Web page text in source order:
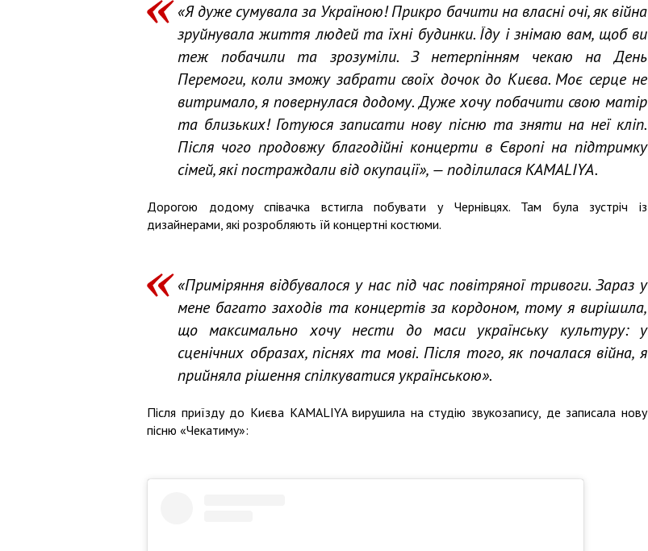
«Я дуже сумувала за Україною! Прикро бачити на власні очі, як війна
зруйнувала життя людей та їхні будинки. Їду і знімаю вам, щоб ви
теж побачили та зрозуміли. З нетерпінням чекаю на День
Перемоги, коли зможу забрати своїх дочок до Києва. Моє серце не
витримало, я повернулася додому. Дуже хочу побачити свою матір
та близьких! Готуюся записати нову пісню та зняти на неї кліп.
Після чого продовжу благодійні концерти в Європі на підтримку
сімей, які постраждали від окупації», — поділилася KAMALIYA.
Дорогою додому співачка встигла побувати у Чернівцях. Там була зустріч із
дизайнерами, які розробляють їй концертні костюми.
«Приміряння відбувалося у нас під час повітряної тривоги. Зараз у
мене багато заходів та концертів за кордоном, тому я вирішила,
що максимально хочу нести до маси українську культуру: у
сценічних образах, піснях та мові. Після того, як почалася війна, я
прийняла рішення спілкуватися українською».
Після приїзду до Києва KAMALIYA вирушила на студію звукозапису, де записала нову
пісню «Чекатиму»: